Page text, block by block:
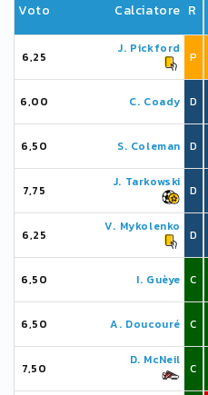
Voto Calciatore R
6,25
J. Pickford
P
6,00 C. Coady D
6,50 S. Coleman D
7,75
J. Tarkowski
D
6,25
V. Mykolenko
D
6,50 I. Guèye C
6,50 A. Doucouré C
7,50
D. McNeil
C